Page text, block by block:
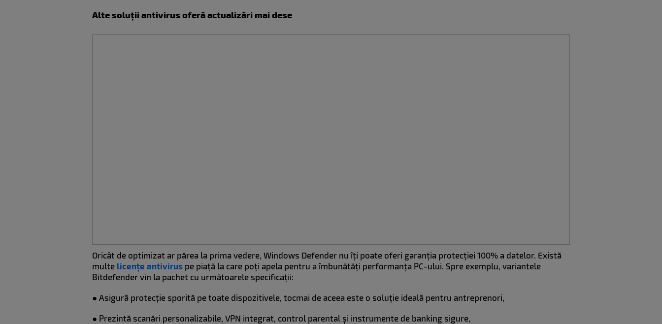
Alte soluții antivirus oferă actualizări mai dese
Oricât de optimizat ar părea la prima vedere, Windows Defender nu îți poate oferi garanția protecției 100% a datelor. Există
multe licențe antivirus pe piață la care poți apela pentru a îmbunătăți performanța PC-ului. Spre exemplu, variantele
Bitdefender vin la pachet cu următoarele specificații:
● Asigură protecție sporită pe toate dispozitivele, tocmai de aceea este o soluție ideală pentru antreprenori,
● Prezintă scanări personalizabile, VPN integrat, control parental și instrumente de banking sigure,